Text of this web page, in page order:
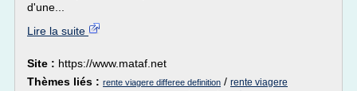
d'une...
Lire la suite
Site : https://www.mataf.net
Thèmes liés : rente viagere differee definition / rente viagere